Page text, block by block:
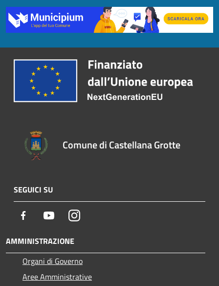
Comune di Castellana Grotte
SEGUICI SU
Facebook YoutubeInstagram
AMMINISTRAZIONE
Organi di Governo
Aree Amministrative